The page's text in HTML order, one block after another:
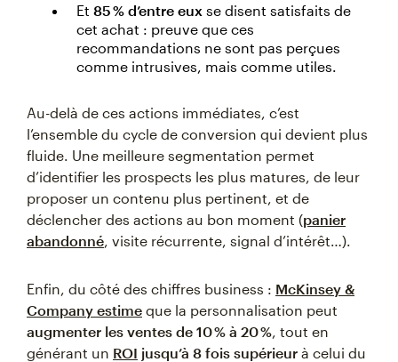
Et 85 % d’entre eux se disent satisfaits de
cet achat : preuve que ces
recommandations ne sont pas perçues
comme intrusives, mais comme utiles.
Au-delà de ces actions immédiates, c’est
l’ensemble du cycle de conversion qui devient plus
fluide. Une meilleure segmentation permet
d’identifier les prospects les plus matures, de leur
proposer un contenu plus pertinent, et de
déclencher des actions au bon moment (panier
abandonné , visite récurrente, signal d’intérêt…).
Enfin, du côté des chiffres business : McKinsey &
Company estime que la personnalisation peut
augmenter les ventes de 10 % à 20 % , tout en
générant un ROI jusqu’à 8 fois supérieur à celui du